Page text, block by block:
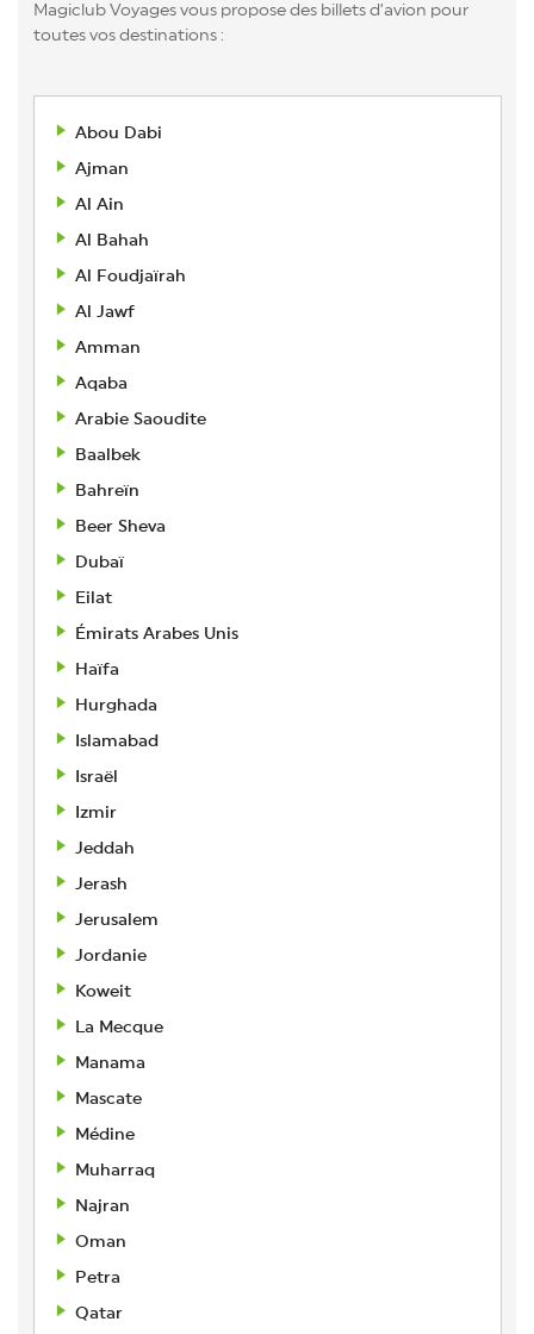
Magiclub Voyages vous propose des billets d’avion pour
toutes vos destinations :
Abou Dabi
Ajman
Al Ain
Al Bahah
Al Foudjaïrah
Al Jawf
Amman
Aqaba
Arabie Saoudite
Baalbek
Bahreïn
Beer Sheva
Dubaï
Eilat
Émirats Arabes Unis
Haïfa
Hurghada
Islamabad
Israël
Izmir
Jeddah
Jerash
Jerusalem
Jordanie
Koweit
La Mecque
Manama
Mascate
Médine
Muharraq
Najran
Oman
Petra
Qatar